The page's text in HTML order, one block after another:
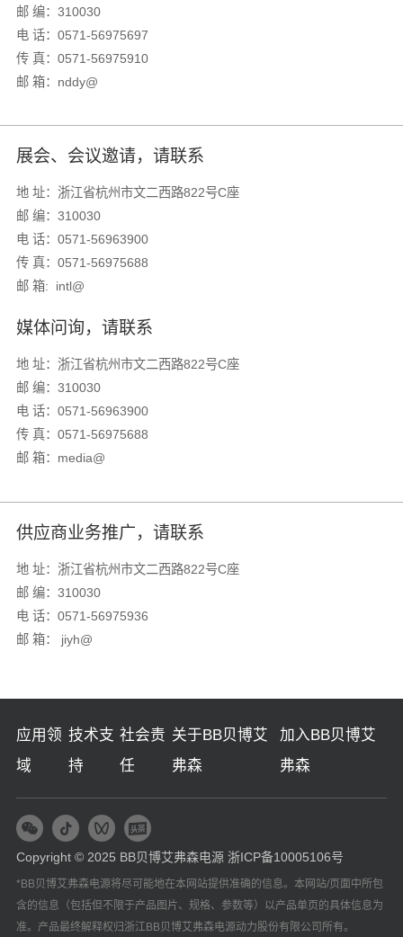
邮 编：310030
电 话：0571-56975697
传 真：0571-56975910
邮 箱：nddy@
展会、会议邀请，请联系
地 址：浙江省杭州市文二西路822号C座
邮 编：310030
电 话：0571-56963900
传 真：0571-56975688
邮 箱: intl@
媒体问询，请联系
地 址：浙江省杭州市文二西路822号C座
邮 编：310030
电 话： 0571-56963900
传 真：0571-56975688
邮 箱：media@
供应商业务推广，请联系
地 址：浙江省杭州市文二西路822号C座
邮 编：310030
电 话：0571-56975936
邮 箱： jiyh@
应用领
域
技术支
持
社会责
任
关于BB贝博艾
弗森
加入BB贝博艾
弗森
Copyright © 2025 BB贝博艾弗森电源 浙ICP备10005106号
*BB贝博艾弗森电源将尽可能地在本网站提供准确的信息。本网站/页面中所包
含的信息（包括但不限于产品图片、规格、参数等）以产品单页的具体信息为
准。产品最终解释权归浙江BB贝博艾弗森电源动力股份有限公司所有。